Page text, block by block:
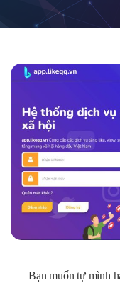
Bạn muốn tự mình